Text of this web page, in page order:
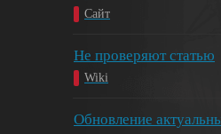
Сайт
Не проверяют статью
Wiki
Обновление